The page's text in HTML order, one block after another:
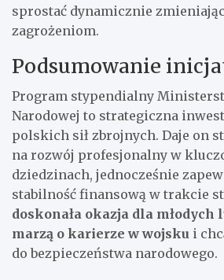
sprostać dynamicznie
zagrożeniom.
Podsumowanie
Program stypendialny
Narodowej to strategiczna
polskich sił zbrojnych. Daje on
na rozwój profesjonalny w
dziedzinach, jednocześnie
stabilność finansową w trakcie
doskonała okazja dla młodych
marzą o karierze w wojsku i
do bezpieczeństwa narodowego.